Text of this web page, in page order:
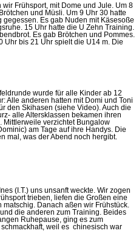
wir Frühsport, mit Dome und Jule. Um 8
und Müsli. Um 9 Uhr 30 hatte
gegessen. Es gab Nuden mit Käsesoße
15 Uhr hatte die U Zehn Training.
Es gab Brötchen und Pommes.
Uhr bis 21 Uhr spielt die U14 m. Die
wurde für alle Kinder ab 12
Alle anderen hatten mit Domi und Toni
den Skihasen (siehe Video). Auch die
alle Altersklassen bekamen ihren
Mittlerweile verzichtet Bungalow
am Tage auf ihre Handys. Die
mal, was der Abend noch hergibt.
(I.T.) uns unsanft weckte. Wir zogen
trieben, liefen die Großen eine
Danach aßen wir Frühstück.
die anderen zum Training. Beides
Ruhepause, ging es zum
weil es chinesisch war